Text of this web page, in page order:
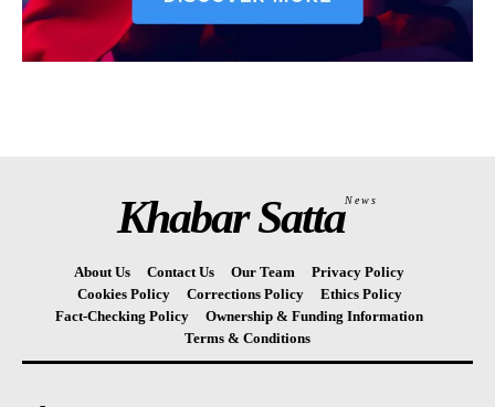
Khabar SattaNews
About Us Contact Us Our Team
Privacy Policy
Cookies Policy
Corrections Policy
Ethics Policy
Fact-Checking Policy
Ownership & Funding Information
Terms & Conditions